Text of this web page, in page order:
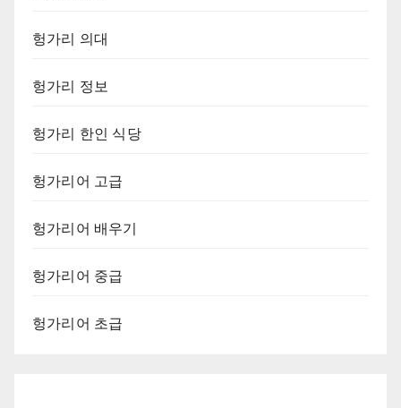
헝가리 의대
헝가리 정보
헝가리 한인 식당
헝가리어 고급
헝가리어 배우기
헝가리어 중급
헝가리어 초급